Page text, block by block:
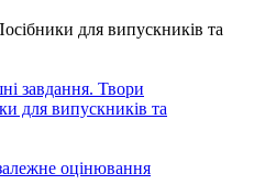
для випускників та
завдання. Твори
для випускників та
оцінювання